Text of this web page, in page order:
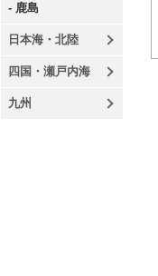
- 鹿島
日本海・北陸
四国・瀬戸内海
九州